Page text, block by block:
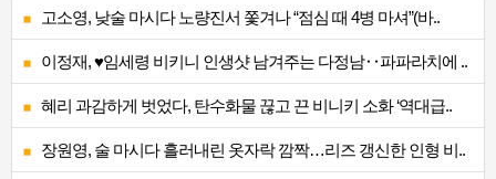
고소영, 낮술 마시다 노량진서 쫓겨나 “점심 때 4병 마셔”(바..
이정재, ♥임세령 비키니 인생샷 남겨주는 다정남‥파파라치에 ..
혜리 과감하게 벗었다, 탄수화물 끊고 끈 비니키 소화 ‘역대급..
장원영, 술 마시다 흘러내린 옷자락 깜짝…리즈 갱신한 인형 비..